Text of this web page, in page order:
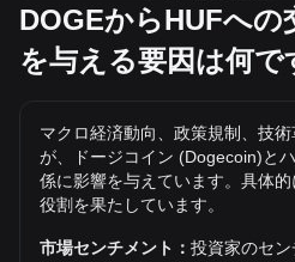
ります。
DOGE/HUFの史上最高値は？
だわかりません。
HUFでのドージコイン
過去7日間で、ドージコイン
ートは0.15%下落しました。 先
DOGEからHUFへの
を与える要因は何で
マクロ経済動向、政策規制、技
が、ドージコイン (Dogecoin)と
係に影響を与えています。具体
役割を果たしています。
市場センチメント： 投資家のセン